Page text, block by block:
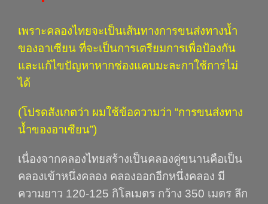
เพราะคลองไทยจะเป็นเส้นทางการขนส่งทางน้ำ
ของอาเซียน ที่จะเป็นการเตรียมการเพื่อป้องกัน
และแก้ไขปัญหาหากช่องแคบมะละกาใช้การไม่
ได้
(โปรดสังเกตว่า ผมใช้ข้อความว่า “การขนส่งทาง
น้ำของอาเซียน”)
เนื่องจากคลองไทยสร้างเป็นคลองคู่ขนานคือเป็น
คลองเข้าหนึ่งคลอง คลองออกอีกหนึ่งคลอง มี
ความยาว 120-125 กิโลเมตร กว้าง 350 เมตร ลึก